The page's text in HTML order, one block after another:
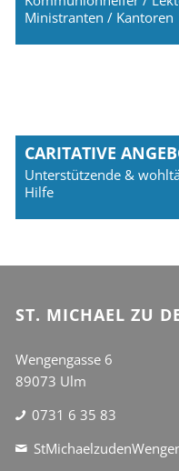
Ministranten / Kantoren
CARITATIVE
Unterstützende &
Hilfe
ST. MICHAEL ZU
Wengengasse 6
89073 Ulm
0731 6 35 83